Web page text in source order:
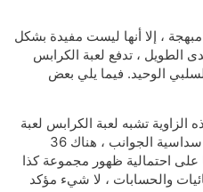
، إلا أنها ليست مفيدة بشكل
، تدفع لعبة الكرابس
الوحيد. فيما يلي بعض
الزاوية تشبه لعبة الكرابس لعبة
الروليت. مع اثنين من النرد سداسية الجوانب ، هناك 36
على احتمالية ظهور مجموعة كذا
والحسابات ، لا شيء مؤكد